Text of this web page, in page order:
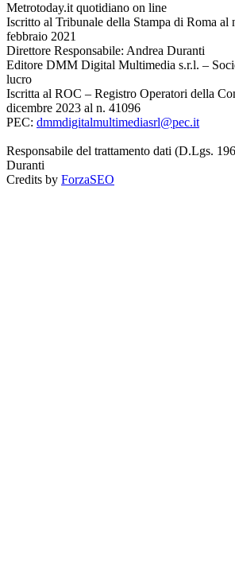
Metrotoday.it quotidiano on line
Iscritto al Tribunale della Stampa di Roma al
febbraio 2021
Direttore Responsabile: Andrea Duranti
Editore DMM Digital Multimedia s.r.l. –
lucro
Iscritta al ROC – Registro Operatori della
dicembre 2023 al n. 41096
PEC: dmmdigitalmultimediasrl@pec.it
Responsabile del trattamento dati (D.Lgs.
Duranti
Credits by ForzaSEO